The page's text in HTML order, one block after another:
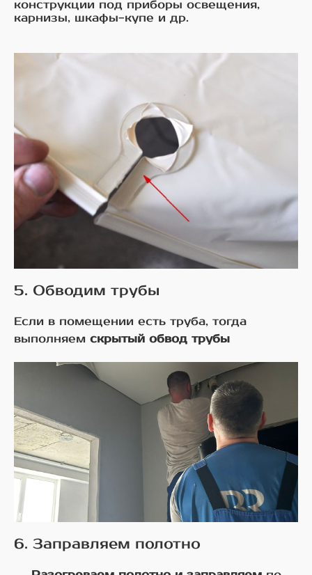
конструкции под приборы освещения,
карнизы, шкафы-купе и др.
5. Обводим трубы
Если в помещении есть труба, тогда
выполняем скрытый обвод трубы
6. Заправляем полотно